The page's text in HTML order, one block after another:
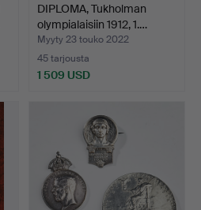
DIPLOMA, Tukholman
olympialaisiin 1912, 1.…
Myyty 23 touko 2022
45 tarjousta
1 509 USD